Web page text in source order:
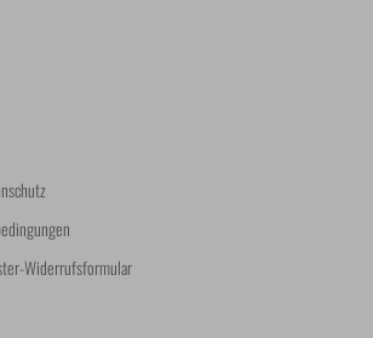
Widerrufsformular